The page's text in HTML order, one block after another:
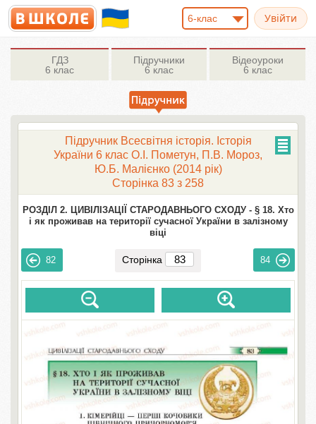
6-клас
ГДЗ
6 клас
Підручники
6 клас
Відеоуроки
6 клас
Підручник Всесвітня історія. Історія
України 6 клас О.І. Пометун, П.В. Мороз,
Ю.Б. Малієнко (2014 рік)
Сторінка 83 з 258
РОЗДІЛ 2. ЦИВІЛІЗАЦІЇ СТАРОДАВНЬОГО СХОДУ - § 18. Хто
і як проживав на території сучасної України в залізному
віці
82 Сторінка 84